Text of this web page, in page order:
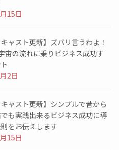
15日
キャスト更新】ズバリ言うわよ！
宙の流れに乗りビジネス成功す
2日
キャスト更新】シンプルで昔から
も実践出来るビジネス成功に導
をお伝えします
15日